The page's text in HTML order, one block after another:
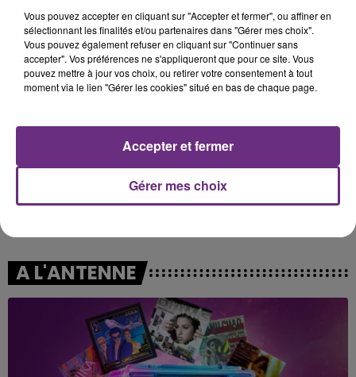
11h23
11h23
BEBE REXHA
11h20
11h20
OLIVIA DEAN
A L'ANTENNE
Vous pouvez accepter en cliquant sur "Accepter et fermer", ou affiner en
sélectionnant les finalités et/ou partenaires dans "Gérer mes choix".
Vous pouvez également refuser en cliquant sur "Continuer sans
accepter". Vos préférences ne s'appliqueront que pour ce site. Vous
pouvez mettre à jour vos choix, ou retirer votre consentement à tout
moment via le lien "Gérer les cookies" situé en bas de chaque page.
Gérer mes choix
Accepter et fermer